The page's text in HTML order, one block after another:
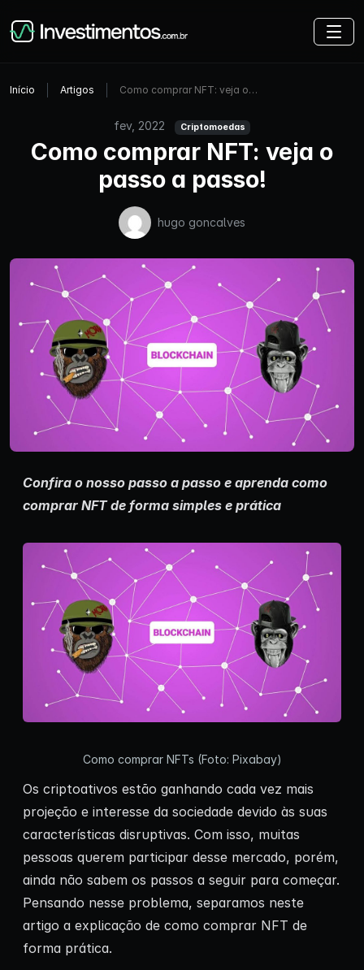
Início Artigos Como comprar NFT: veja o…
fev, 2022 Criptomoedas
Como comprar NFT: veja o
passo a passo!
hugo goncalves
Confira o nosso passo a passo e aprenda como
comprar NFT de forma simples e prática
Como comprar NFTs (Foto: Pixabay)
Os criptoativos estão ganhando cada vez mais
projeção e interesse da sociedade devido às suas
características disruptivas. Com isso, muitas
pessoas querem participar desse mercado, porém,
ainda não sabem os passos a seguir para começar.
Pensando nesse problema, separamos neste
artigo a explicação de como comprar NFT de
forma prática.